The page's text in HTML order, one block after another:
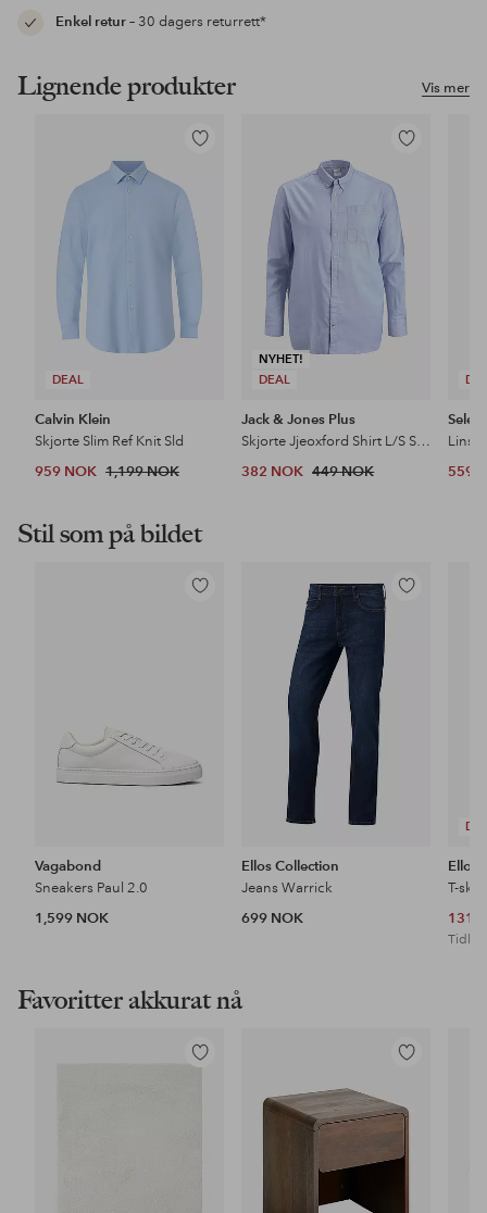
Enkel retur– 30 dagers returrett*
Vis mer
Lignende produkter
DEAL
Legg
favoritter
Calvin Klein
Skjorte Slim Ref Knit Sld
959 NOK 1,199 NOK
NYHET!
DEAL
Legg
favoritter
Jack & Jones Plus
Skjorte Jjeoxford Shirt L/S S21pls
382 NOK 449 NOK 559
Stil som på bildet
Legg
Vagabond
Sneakers Paul 2.0
1,599 NOK
Legg
Ellos Collection
Jeans Warrick
699 NOK
Ellos
T-
131
Tidl.
Favoritter akkurat nå
Legg
Legg
favoritter